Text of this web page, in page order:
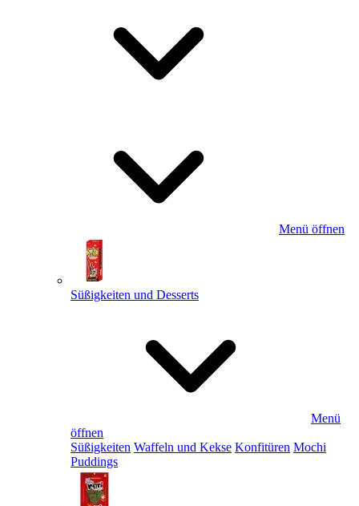
Menü öffnen
Süßigkeiten und Desserts
Menü
öffnen
Süßigkeiten Waffeln und Kekse Konfitüren Mochi
Puddings